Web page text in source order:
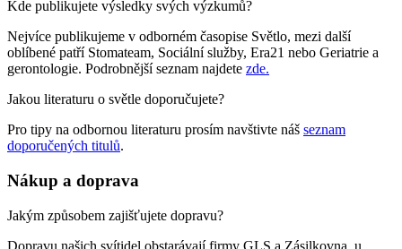
Kde publikujete výsledky svých výzkumů?
Nejvíce publikujeme v odborném časopise Světlo, mezi další
oblíbené patří Stomateam, Sociální služby, Era21 nebo Geriatrie a
gerontologie. Podrobnější seznam najdete zde.
Jakou literaturu o světle doporučujete?
Pro tipy na odbornou literaturu prosím navštivte náš seznam
doporučených titulů.
Nákup a doprava
Jakým způsobem zajišťujete dopravu?
Dopravu našich svítidel obstarávají firmy GLS a Zásilkovna, u